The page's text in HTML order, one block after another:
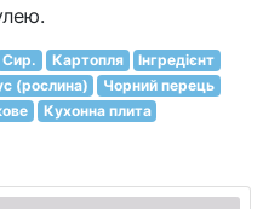
Сир. Картопля
Інгредієнт
(рослина)
Чорний перець
Кухонна плита